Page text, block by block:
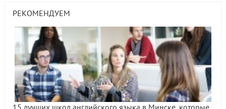
РЕКОМЕНДУЕМ
15 лучших школ английского языка в Минске, которые